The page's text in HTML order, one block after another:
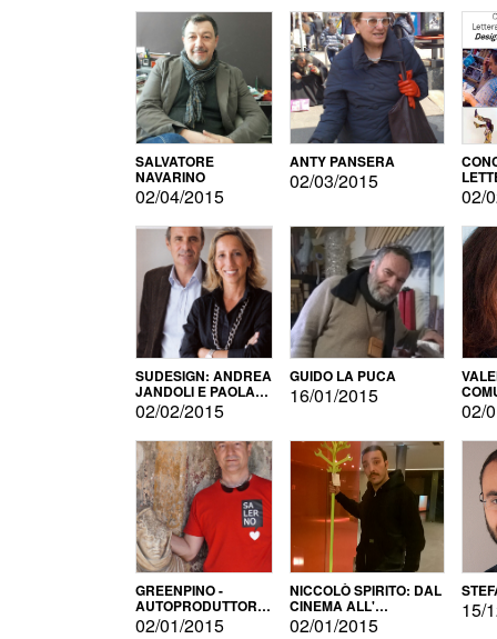
SALVATORE
NAVARINO
02/04/2015
ANTY PANSERA
02/03/2015
02/
SUDESIGN: ANDREA
JANDOLI E PAOLA
PISAPIA
02/02/2015
GUIDO LA PUCA
16/01/2015
02/
GREENPINO -
AUTOPRODUTTORE
PER AMORE
02/01/2015
NICCOLÒ SPIRITO: DAL
CINEMA ALL'
AUTOPRODUZIONE
02/01/2015
15/